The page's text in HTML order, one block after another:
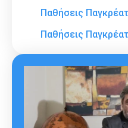
Παθήσεις
Παθήσεις